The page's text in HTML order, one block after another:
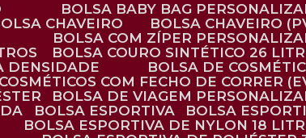
BOLSA BABY BAG
BOLSA CHAVEIRO
BOLSA CHAVEIRO
BOLSA COM ZÍPER
BOLSA COURO SINTÉTICO 26
DENSIDADE
BOLSA DE
COSMÉTICOS COM FECHO DE CORRER
BOLSA DE VIAGEM
BOLSA ESPORTIVA
BOLSA
BOLSA ESPORTIVA DE NYLON 18